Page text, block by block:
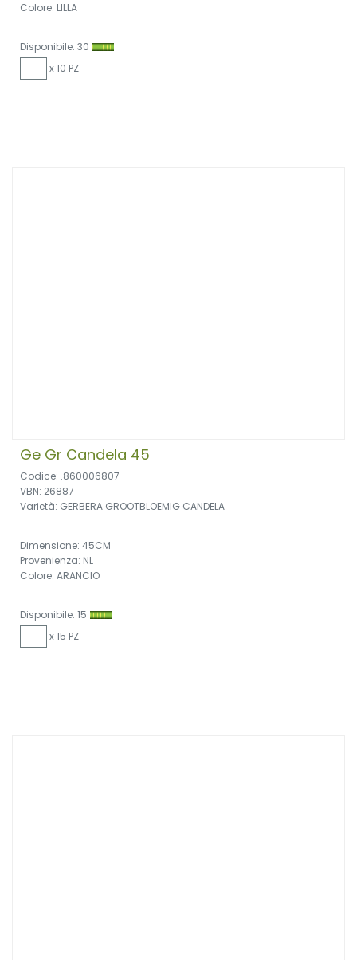
Colore: LILLA
Disponibile: 30
x 10 PZ
Ge Gr Candela 45
Codice: .860006807
VBN: 26887
Varietà: GERBERA GROOTBLOEMIG CANDELA
Dimensione: 45CM
Provenienza: NL
Colore: ARANCIO
Disponibile: 15
x 15 PZ